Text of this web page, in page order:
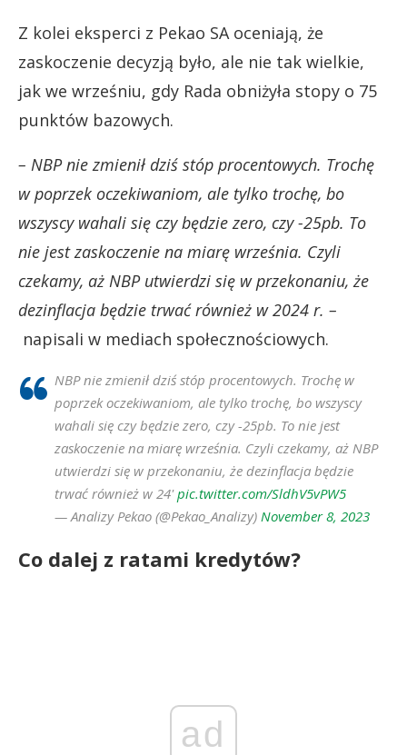
Z kolei eksperci z Pekao SA oceniają, że
zaskoczenie decyzją było, ale nie tak wielkie,
jak we wrześniu, gdy Rada obniżyła stopy o 75
punktów bazowych.
– NBP nie zmienił dziś stóp procentowych. Trochę
w poprzek oczekiwaniom, ale tylko trochę, bo
wszyscy wahali się czy będzie zero, czy -25pb. To
nie jest zaskoczenie na miarę września. Czyli
czekamy, aż NBP utwierdzi się w przekonaniu, że
dezinflacja będzie trwać również w 2024 r. –
napisali w mediach społecznościowych.
NBP nie zmienił dziś stóp procentowych. Trochę w
poprzek oczekiwaniom, ale tylko trochę, bo wszyscy
wahali się czy będzie zero, czy -25pb. To nie jest
zaskoczenie na miarę września. Czyli czekamy, aż NBP
utwierdzi się w przekonaniu, że dezinflacja będzie
trwać również w 24'pic.twitter.com/SldhV5vPW5
— Analizy Pekao (@Pekao_Analizy) November 8, 2023
Co dalej z ratami kredytów?
ad